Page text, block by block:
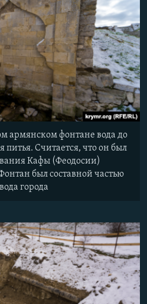
армянском фонтане вода до
питья. Считается, что он был
Кафы (Феодосии)
был составной частью
города